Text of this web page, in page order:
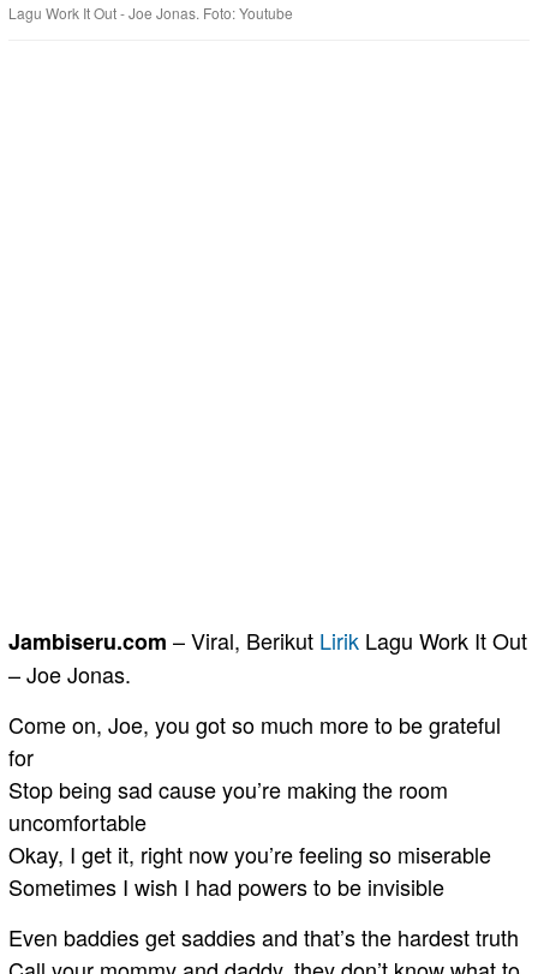
Lagu Work It Out - Joe Jonas. Foto: Youtube
Jambiseru.com – Viral, Berikut Lirik Lagu Work It Out
– Joe Jonas.
Come on, Joe, you got so much more to be grateful
for
Stop being sad cause you’re making the room
uncomfortable
Okay, I get it, right now you’re feeling so miserable
Sometimes I wish I had powers to be invisible
Even baddies get saddies and that’s the hardest truth